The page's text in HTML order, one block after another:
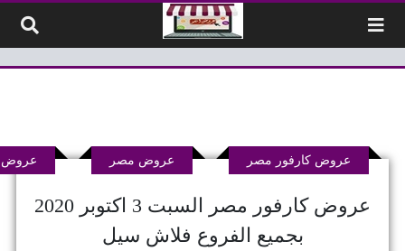
عروض كارفور مصر السبت 3 اكتوبر 2020
بجميع الفروع فلاش سيل
عروض كارفور مصر عروض مصر عروض